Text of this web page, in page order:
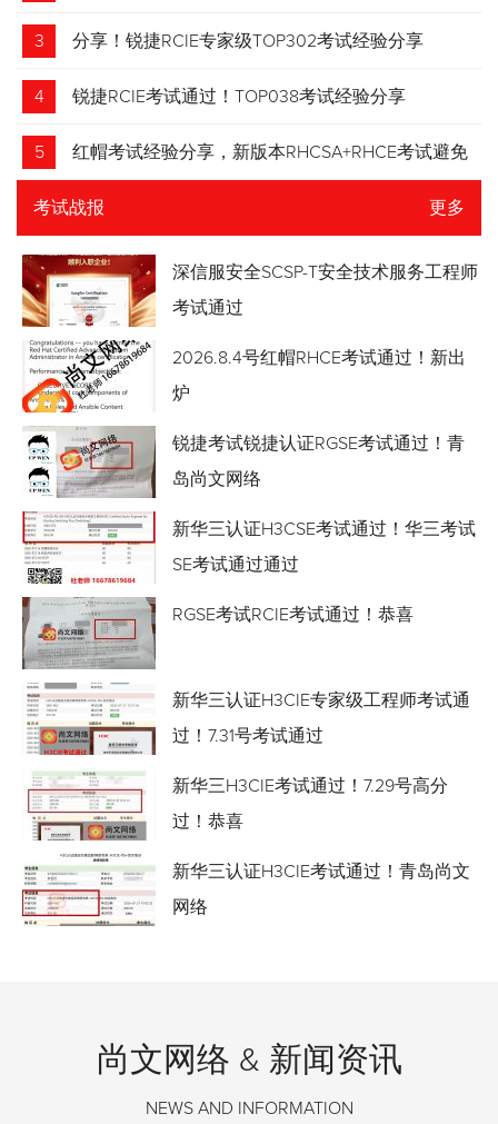
3 分享！锐捷RCIE专家级TOP302考试经验分享
4 锐捷RCIE考试通过！TOP038考试经验分享
5 红帽考试经验分享，新版本RHCSA+RHCE考试避免
踩坑
考试战报 更多
深信服安全SCSP-T安全技术服务工程师
考试通过
2026.8.4号红帽RHCE考试通过！新出
炉
锐捷考试锐捷认证RGSE考试通过！青
岛尚文网络
新华三认证H3CSE考试通过！华三考试
SE考试通过通过
RGSE考试RCIE考试通过！恭喜
新华三认证H3CIE专家级工程师考试通
过！7.31号考试通过
新华三H3CIE考试通过！7.29号高分
过！恭喜
新华三认证H3CIE考试通过！青岛尚文
网络
尚文网络 & 新闻资讯
NEWS AND INFORMATION